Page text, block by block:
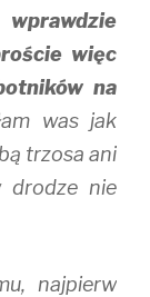
wprawdzie
więc
na
was jak
trzosa ani
drodze nie
najpierw